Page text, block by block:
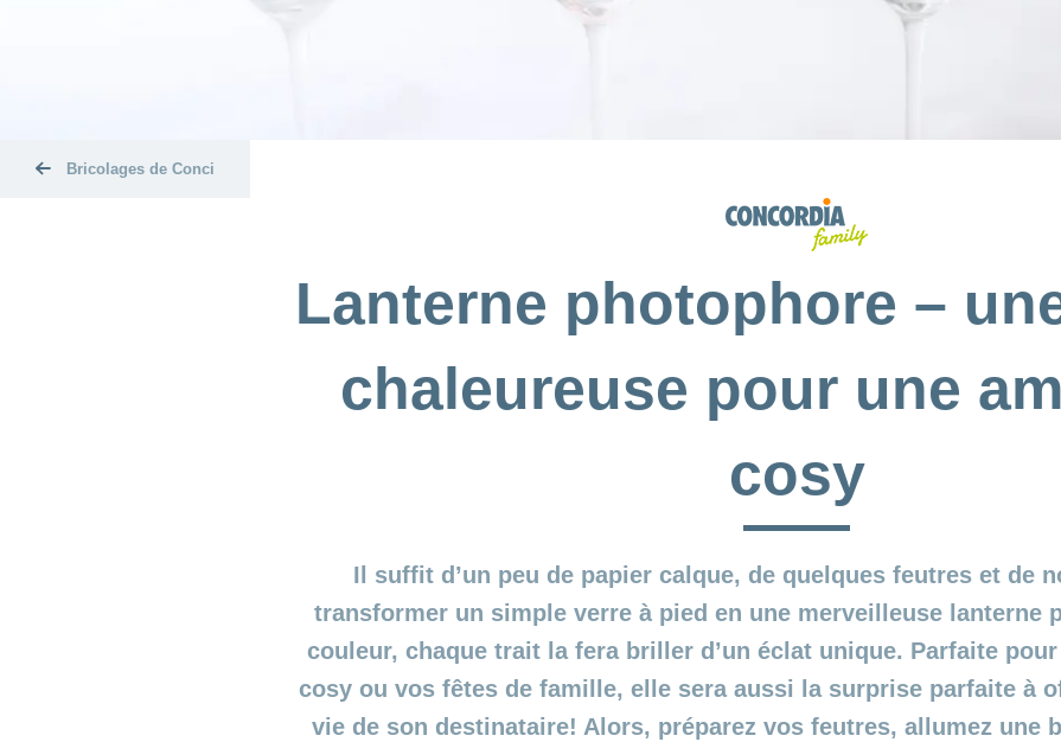
Bricolages de Conci
Lanterne photophore –
chaleureuse pour une
cosy
Il suffit d’un peu de papier calque, de quelques feutres et de
transformer un simple verre à pied en une merveilleuse lanterne
couleur, chaque trait la fera briller d’un éclat unique. Parfaite
cosy ou vos fêtes de famille, elle sera aussi la surprise parfaite à
vie de son destinataire! Alors, préparez vos feutres, allumez une